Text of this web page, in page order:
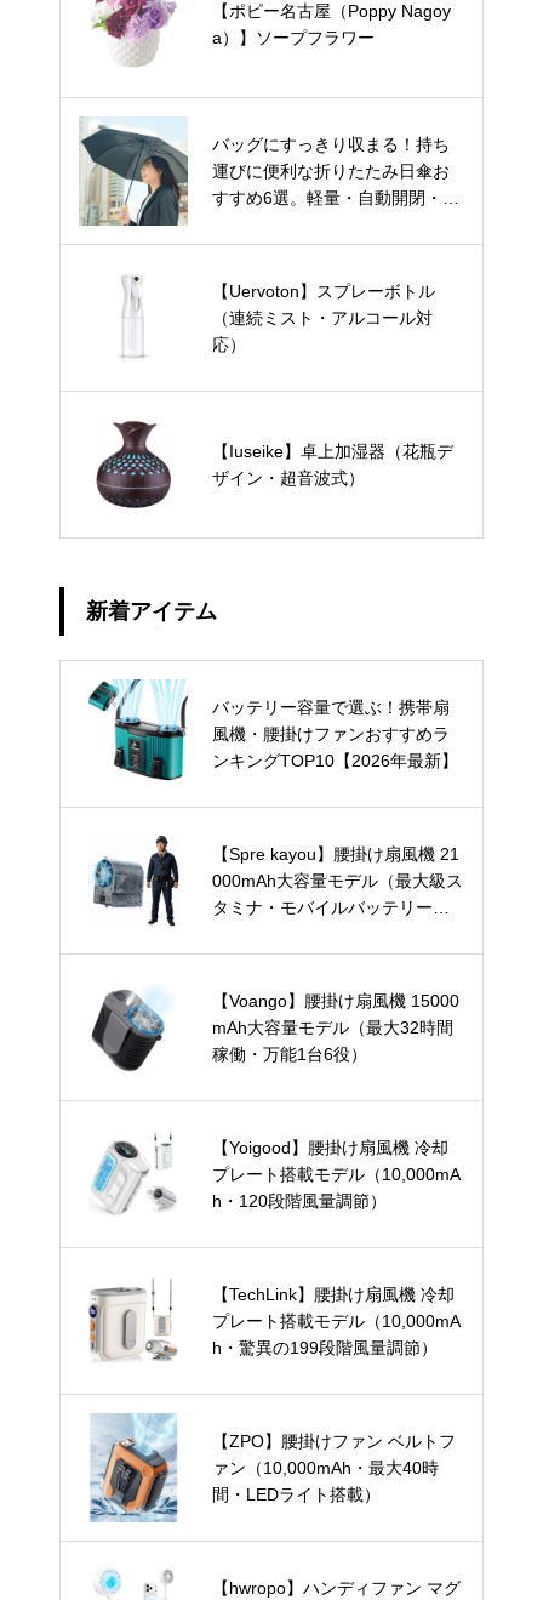
【ポピー名古屋（Poppy Nagoy
a）】ソープフラワー
バッグにすっきり収まる！持ち
運びに便利な折りたたみ日傘お
すすめ6選。軽量・自動開閉・お
【Uervoton】スプレーボトル
（連続ミスト・アルコール対
応）
【Iuseike】卓上加湿器（花瓶デ
ザイン・超音波式）
新着アイテム
バッテリー容量で選ぶ！携帯扇
風機・腰掛けファンおすすめラ
ンキングTOP10【2026年最新】
【Spre kayou】腰掛け扇風機 21
000mAh大容量モデル（最大級ス
タミナ・モバイルバッテリー兼
【Voango】腰掛け扇風機 15000
mAh大容量モデル（最大32時間
稼働・万能1台6役）
【Yoigood】腰掛け扇風機 冷却
プレート搭載モデル（10,000mA
h・120段階風量調節）
【TechLink】腰掛け扇風機 冷却
プレート搭載モデル（10,000mA
h・驚異の199段階風量調節）
【ZPO】腰掛けファン ベルトフ
ァン（10,000mAh・最大40時
間・LEDライト搭載）
【hwropo】ハンディファン マグ